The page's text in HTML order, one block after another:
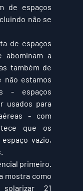
de espaços
não se
de espaços
abominam a
também de
não estamos
- espaços
usados ​​para
- com
que os
vazio,
primeiro.
mostra como
21